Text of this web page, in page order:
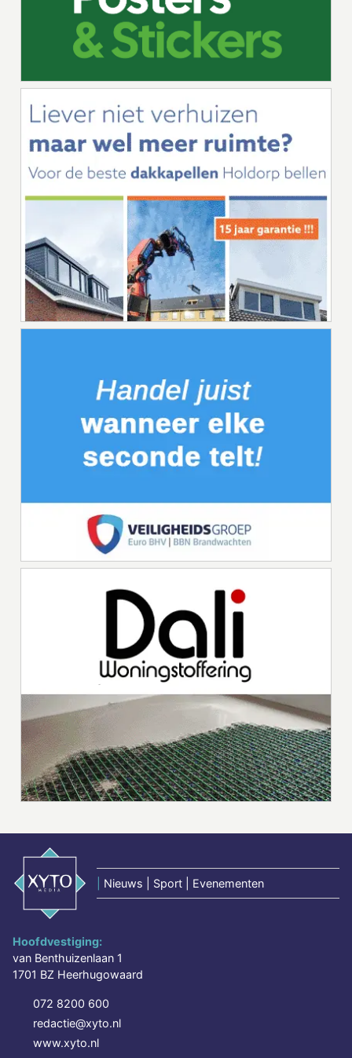
Nieuws | Sport | Evenementen
Hoofdvestiging:
van Benthuizenlaan 1
1701 BZ Heerhugowaard
072 8200 600
redactie@xyto.nl
www.xyto.nl